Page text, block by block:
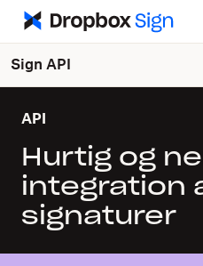
Sign API
API
Hurtig og
integration
signaturer